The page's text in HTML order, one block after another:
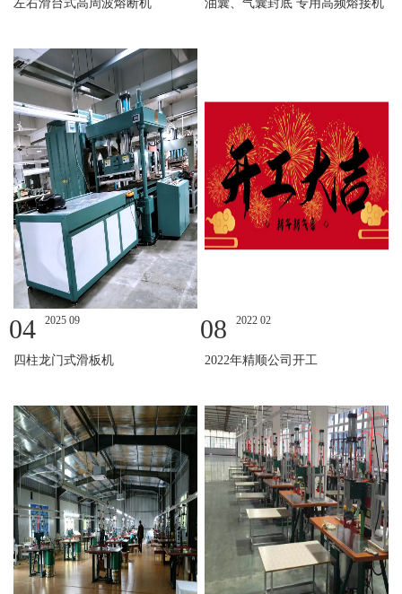
左右滑台式高周波熔断机 油囊、气囊封底 专用高频熔接机
04 2025 09
四柱龙门式滑板机
08 2022 02
2022年精顺公司开工